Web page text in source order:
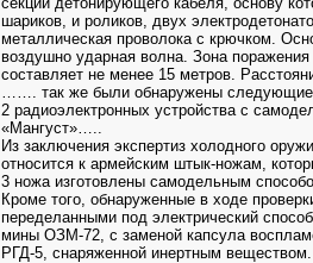
шариков, и роликов, двух
металлическая проволока с крючком.
воздушно ударная волна. Зона
составляет не менее 15 метров.
……. так же были обнаружены
2 радиоэлектронных устройства с
«Мангуст»…..
Из заключения экспертиз холодного
относится к армейским штык-ножам,
3 ножа изготовлены самодельным
Кроме того, обнаруженные в ходе
переделанными под электрический
мины ОЗМ-72, с заменой капсула
РГД-5, снаряженной инертным веществом.